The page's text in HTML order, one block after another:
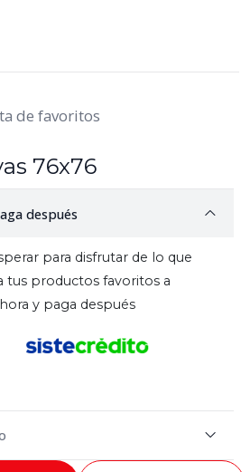
de favoritos
76x76
después
para disfrutar de lo que
tus productos favoritos a
y paga después